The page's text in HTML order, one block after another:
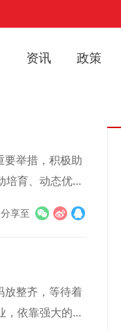
资讯 政策
举措，积极助
培育、动态优
分享至
放整齐，等待着
依靠强大的生